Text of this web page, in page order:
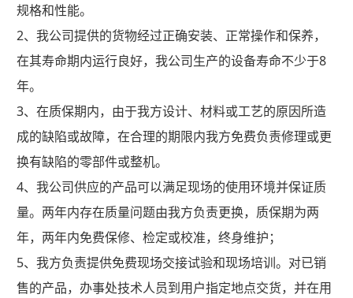
规格和性能。
2、我公司提供的货物经过正确安装、正常操作和保养，
在其寿命期内运行良好，我公司生产的设备寿命不少于8
年。
3、在质保期内，由于我方设计、材料或工艺的原因所造
成的缺陷或故障，在合理的期限内我方免费负责修理或更
换有缺陷的零部件或整机。
4、我公司供应的产品可以满足现场的使用环境并保证质
量。两年内存在质量问题由我方负责更换，质保期为两
年，两年内免费保修、检定或校准，终身维护；
5、我方负责提供免费现场交接试验和现场培训。对已销
售的产品，办事处技术人员到用户指定地点交货，并在用